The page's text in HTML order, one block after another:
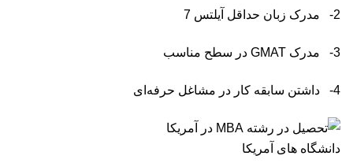
2- مدرک زبان حداقل آیلتس 7
3- مدرک GMAT در سطح مناسب
4- داشتن سابقه کار در مشاغل حرفه‌ای
دانشگاه های آمریکا